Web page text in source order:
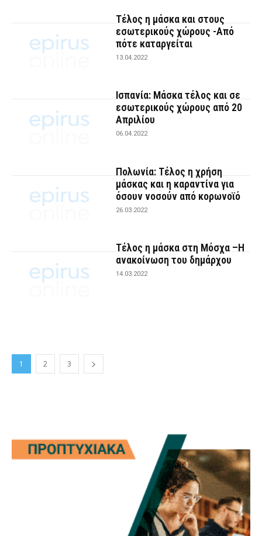
Τέλος η μάσκα και στους
εσωτερικούς χώρους -Από
πότε καταργείται
13.04.2022
Ισπανία: Μάσκα τέλος και σε
εσωτερικούς χώρους από 20
Απριλίου
06.04.2022
Πολωνία: Τέλος η χρήση
μάσκας και η καραντίνα για
όσουν νοσούν από κορωνοϊό
26.03.2022
Τέλος η μάσκα στη Μόσχα –Η
ανακοίνωση του δημάρχου
14.03.2022
1 2 3